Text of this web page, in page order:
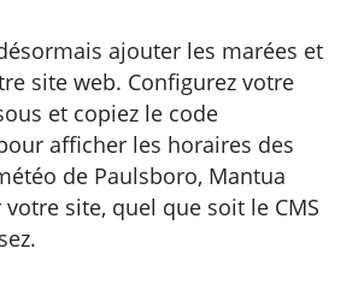
ajouter les marées et
site web. Configurez votre
et copiez le code
afficher les horaires des
de Paulsboro, Mantua
votre site, quel que soit le CMS